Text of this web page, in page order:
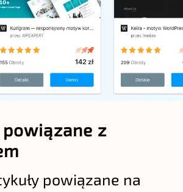
z
powiązane na